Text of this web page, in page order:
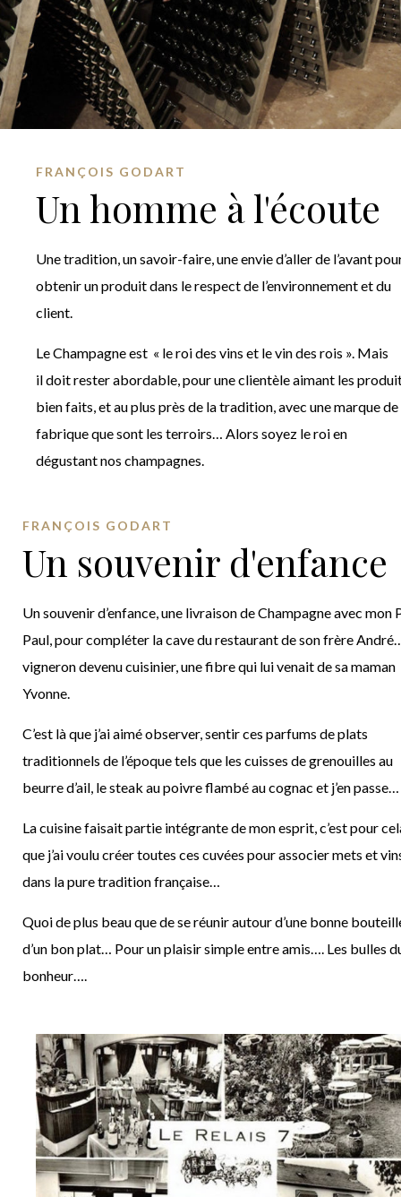
FRANÇOIS GODART
Un homme à l'écoute
Une tradition, un savoir-faire, une envie d’aller de l’avant
obtenir un produit dans le respect de l’environnement et du
client.
Le Champagne est « le roi des vins et le vin des rois ». Mais
il doit rester abordable, pour une clientèle aimant les
bien faits, et au plus près de la tradition, avec une marque de
fabrique que sont les terroirs… Alors soyez le roi en
dégustant nos champagnes.
FRANÇOIS GODART
Un souvenir d'enfance
Un souvenir d’enfance, une livraison de Champagne avec mon
Paul, pour compléter la cave du restaurant de son frère
vigneron devenu cuisinier, une fibre qui lui venait de sa maman
Yvonne.
C’est là que j’ai aimé observer, sentir ces parfums de plats
traditionnels de l’époque tels que les cuisses de grenouilles au
beurre d’ail, le steak au poivre flambé au cognac et j’en passe…
La cuisine faisait partie intégrante de mon esprit, c’est pour
que j’ai voulu créer toutes ces cuvées pour associer mets et
dans la pure tradition française…
Quoi de plus beau que de se réunir autour d’une bonne
d’un bon plat… Pour un plaisir simple entre amis…. Les bulles
bonheur….